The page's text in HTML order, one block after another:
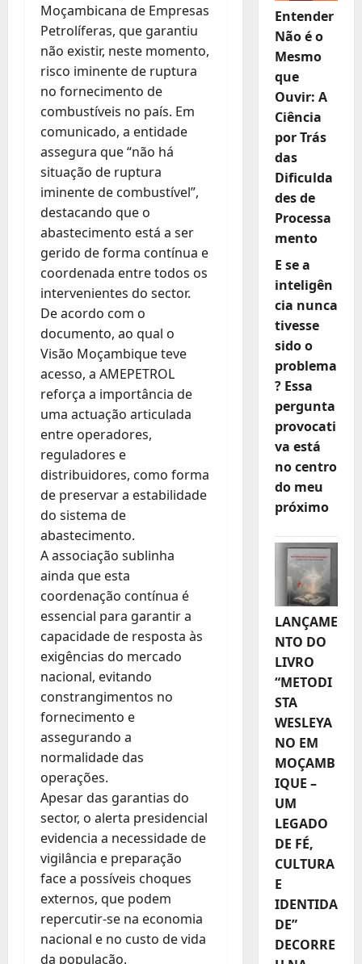
Moçambicana de Empresas
Petrolíferas, que garantiu
não existir, neste momento,
risco iminente de ruptura
no fornecimento de
combustíveis no país. Em
comunicado, a entidade
assegura que “não há
situação de ruptura
iminente de combustível”,
destacando que o
abastecimento está a ser
gerido de forma contínua e
coordenada entre todos os
intervenientes do sector.
De acordo com o
documento, ao qual o
Visão Moçambique teve
acesso, a AMEPETROL
reforça a importância de
uma actuação articulada
entre operadores,
reguladores e
distribuidores, como forma
de preservar a estabilidade
do sistema de
abastecimento.
A associação sublinha
ainda que esta
coordenação contínua é
essencial para garantir a
capacidade de resposta às
exigências do mercado
nacional, evitando
constrangimentos no
fornecimento e
assegurando a
normalidade das
operações.
Apesar das garantias do
sector, o alerta presidencial
evidencia a necessidade de
vigilância e preparação
face a possíveis choques
externos, que podem
repercutir-se na economia
nacional e no custo de vida
da população.
Entender
Não é o
Mesmo
que
Ouvir: A
Ciência
por Trás
das
Dificulda
des de
Processa
mento
E se a
inteligên
cia nunca
tivesse
sido o
problema
? Essa
pergunta
provocati
va está
no centro
do meu
próximo
LANÇAME
NTO DO
LIVRO
“METODI
STA
WESLEYA
NO EM
MOÇAMB
IQUE –
UM
LEGADO
DE FÉ,
CULTURA
E
IDENTIDA
DE”
DECORRE